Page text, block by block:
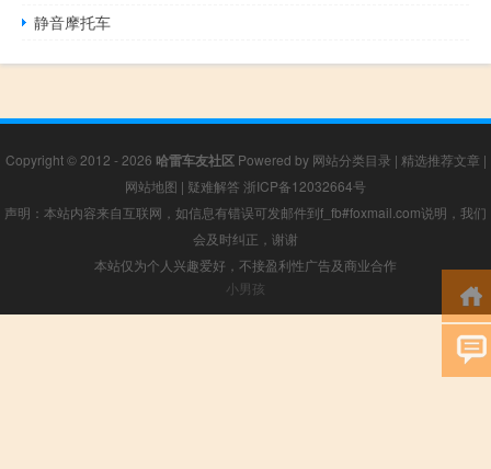
静音摩托车
Copyright © 2012 - 2026 哈雷车友社区Powered by 网站分类目录 | 精选推荐文章 |
网站地图 | 疑难解答 浙ICP备12032664号
声明：本站内容来自互联网，如信息有错误可发邮件到f_fb#foxmail.com说明，我们
会及时纠正，谢谢
本站仅为个人兴趣爱好，不接盈利性广告及商业合作
小男孩